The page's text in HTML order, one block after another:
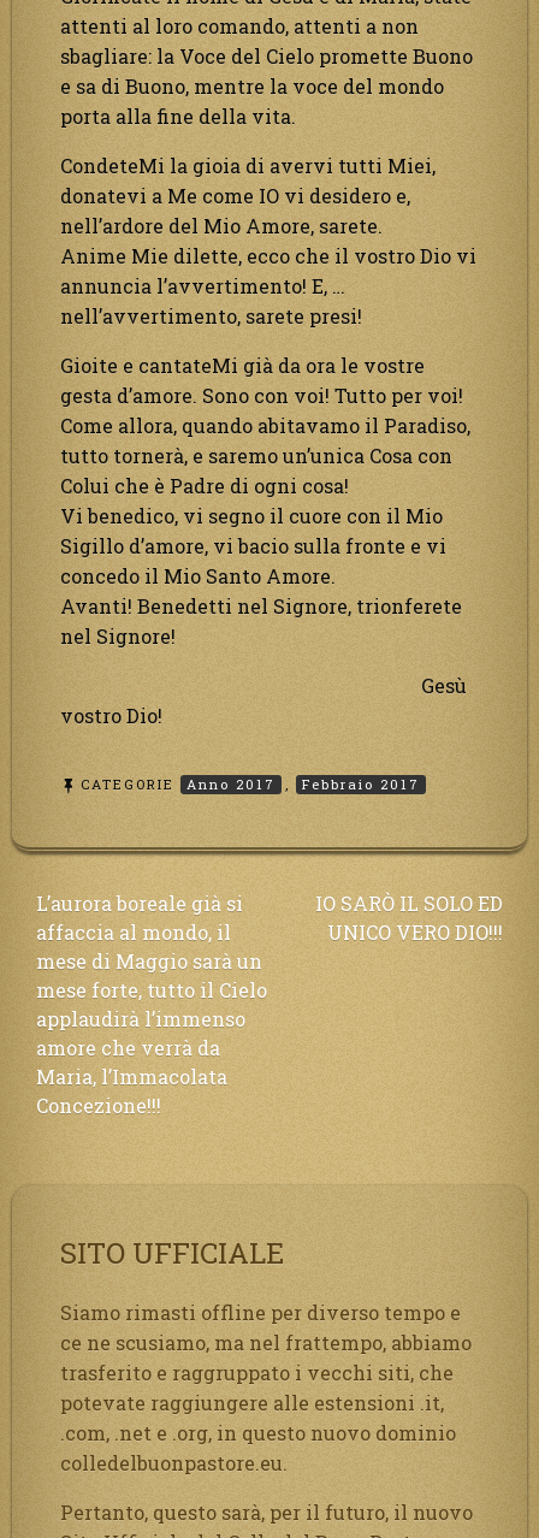
attenti al loro comando, attenti a non
sbagliare: la Voce del Cielo promette Buono
e sa di Buono, mentre la voce del mondo
porta alla fine della vita.
CondeteMi la gioia di avervi tutti Miei,
donatevi a Me come IO vi desidero e,
nell’ardore del Mio Amore, sarete.
Anime Mie dilette, ecco che il vostro Dio vi
annuncia l’avvertimento! E, …
nell’avvertimento, sarete presi!
Gioite e cantateMi già da ora le vostre
gesta d’amore. Sono con voi! Tutto per voi!
Come allora, quando abitavamo il Paradiso,
tutto tornerà, e saremo un’unica Cosa con
Colui che è Padre di ogni cosa!
Vi benedico, vi segno il cuore con il Mio
Sigillo d’amore, vi bacio sulla fronte e vi
concedo il Mio Santo Amore.
Avanti! Benedetti nel Signore, trionferete
nel Signore!
Gesù
vostro Dio!
CATEGORIE Anno 2017 , Febbraio 2017
Navigazione
articoli
L’aurora boreale già si
affaccia al mondo, il
mese di Maggio sarà un
mese forte, tutto il Cielo
applaudirà l’immenso
amore che verrà da
Maria, l’Immacolata
Concezione!!!
IO SARÒ IL SOLO ED
UNICO VERO DIO!!!
SITO UFFICIALE
Siamo rimasti offline per diverso tempo e
ce ne scusiamo, ma nel frattempo, abbiamo
trasferito e raggruppato i vecchi siti, che
potevate raggiungere alle estensioni .it,
.com, .net e .org, in questo nuovo dominio
colledelbuonpastore.eu.
Pertanto, questo sarà, per il futuro, il nuovo